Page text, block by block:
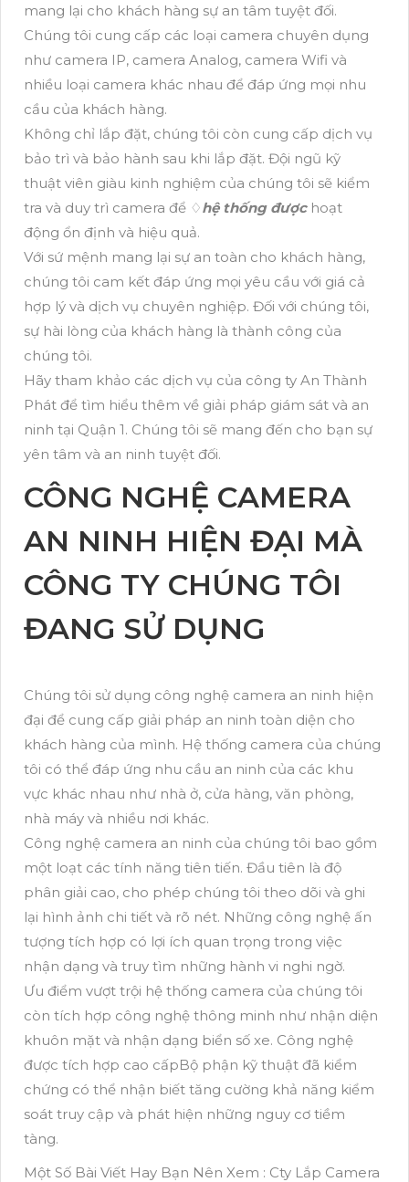
mang lại cho khách hàng sự an tâm tuyệt đối.
Chúng tôi cung cấp các loại camera chuyên dụng
như camera IP, camera Analog, camera Wifi và
nhiều loại camera khác nhau để đáp ứng mọi nhu
cầu của khách hàng.
Không chỉ lắp đặt, chúng tôi còn cung cấp dịch vụ
bảo trì và bảo hành sau khi lắp đặt. Đội ngũ kỹ
thuật viên giàu kinh nghiệm của chúng tôi sẽ kiểm
tra và duy trì camera để ♢hệ thống được hoạt
động ổn định và hiệu quả.
Với sứ mệnh mang lại sự an toàn cho khách hàng,
chúng tôi cam kết đáp ứng mọi yêu cầu với giá cả
hợp lý và dịch vụ chuyên nghiệp. Đối với chúng tôi,
sự hài lòng của khách hàng là thành công của
chúng tôi.
Hãy tham khảo các dịch vụ của công ty An Thành
Phát để tìm hiểu thêm về giải pháp giám sát và an
ninh tại Quận 1. Chúng tôi sẽ mang đến cho bạn sự
yên tâm và an ninh tuyệt đối.
CÔNG NGHỆ CAMERA
AN NINH HIỆN ĐẠI MÀ
CÔNG TY CHÚNG TÔI
ĐANG SỬ DỤNG
Chúng tôi sử dụng công nghệ camera an ninh hiện
đại để cung cấp giải pháp an ninh toàn diện cho
khách hàng của mình. Hệ thống camera của chúng
tôi có thể đáp ứng nhu cầu an ninh của các khu
vực khác nhau như nhà ở, cửa hàng, văn phòng,
nhà máy và nhiều nơi khác.
Công nghệ camera an ninh của chúng tôi bao gồm
một loạt các tính năng tiên tiến. Đầu tiên là độ
phân giải cao, cho phép chúng tôi theo dõi và ghi
lại hình ảnh chi tiết và rõ nét. Những công nghệ ấn
tượng tích hợp có lợi ích quan trọng trong việc
nhận dạng và truy tìm những hành vi nghi ngờ.
Ưu điểm vượt trội hệ thống camera của chúng tôi
còn tích hợp công nghệ thông minh như nhận diện
khuôn mặt và nhận dạng biển số xe. Công nghệ
được tích hợp cao cấpBộ phận kỹ thuật đã kiểm
chứng có thể nhận biết tăng cường khả năng kiểm
soát truy cập và phát hiện những nguy cơ tiềm
tàng.
Một Số Bài Viết Hay Bạn Nên Xem : Cty Lắp Camera